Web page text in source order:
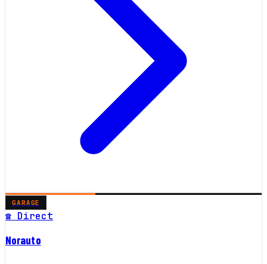
GARAGE
☎ Direct
Norauto